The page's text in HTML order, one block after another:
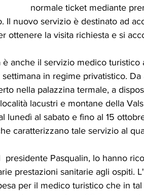
normale ticket mediante
Il nuovo servizio è destinato ad
ottenere la visita richiesta e si
anche il servizio medico
in regime privatistico.
nella palazzina termale, a
lacustri e montane della
lunedì al sabato e fino al 15
caratterizzano tale servizio al
presidente Pasqualin, lo hanno
prestazioni sanitarie agli ospiti.
per il medico turistico che in